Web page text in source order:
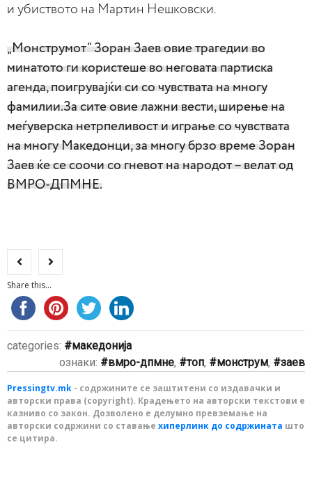
и убиството на Мартин Нешковски.
„Монструмот“ Зоран Заев овие трагедии во
минатото ги користеше во неговата партиска
агенда, поигрувајќи си со чувствата на многу
фамилии.За сите овие лажни вести, ширење на
меѓуверска нетрпеливост и играње со чувствата
на многу Македонци, за многу брзо време Зоран
Заев ќе се соочи со гневот на народот – велат од
ВМРО-ДПМНЕ.
Share this...
categories:
македонија
ознаки:
вмро-дпмне, топ, монструм, заев
Pressingtv.mk - содржините се заштитени со издавачки и
авторски права (copyright). Крадењето на авторски текстови е
казниво со закон. Дозволено е делумно превземање на
авторски содржини со ставање хиперлинк до содржината што
се цитира.